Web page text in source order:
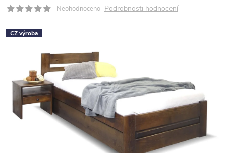
Neohodnoceno Podrobnosti hodnocení
CZ výroba